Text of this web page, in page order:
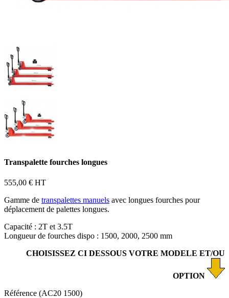
Transpalette fourches longues
555,00 € HT
Gamme de transpalettes manuels avec longues fourches pour
déplacement de palettes longues.
Capacité : 2T et 3.5T
Longueur de fourches dispo : 1500, 2000, 2500 mm
CHOISISSEZ CI DESSOUS VOTRE MODELE ET/OU
OPTION
Référence (AC20 1500)